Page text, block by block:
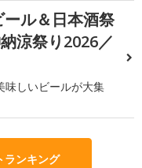
ル＆日本酒祭
涼祭り2026／
味しいビールが大集
ランキング